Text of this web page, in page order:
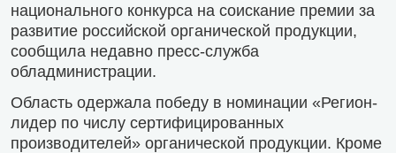
национального конкурса на соискание премии за
развитие российской органической продукции,
сообщила недавно пресс-служба
обладминистрации.
Область одержала победу в номинации «Регион-
лидер по числу сертифицированных
производителей» органической продукции. Кроме